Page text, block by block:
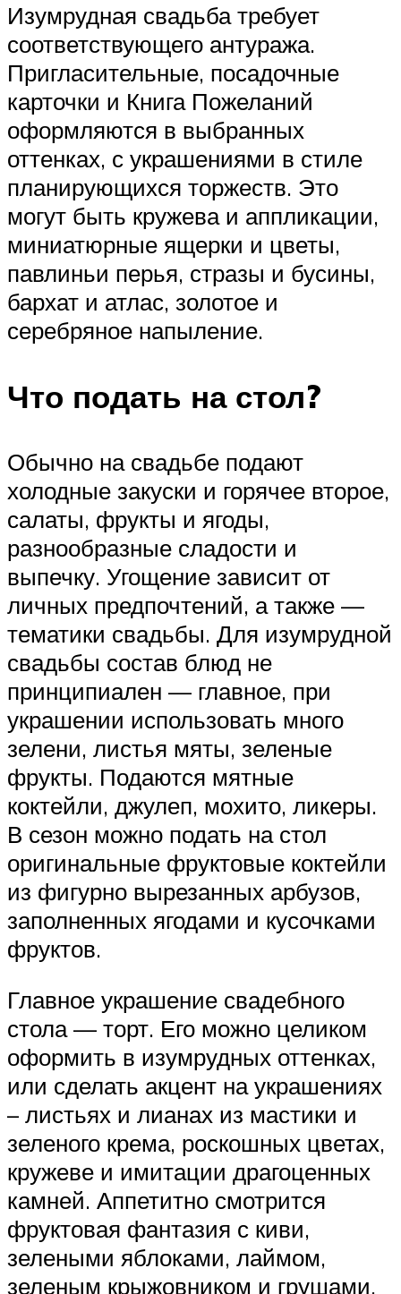
Изумрудная свадьба требует
соответствующего антуража.
Пригласительные, посадочные
карточки и Книга Пожеланий
оформляются в выбранных
оттенках, с украшениями в стиле
планирующихся торжеств. Это
могут быть кружева и аппликации,
миниатюрные ящерки и цветы,
павлиньи перья, стразы и бусины,
бархат и атлас, золотое и
серебряное напыление.
Что подать на стол?
Обычно на свадьбе подают
холодные закуски и горячее второе,
салаты, фрукты и ягоды,
разнообразные сладости и
выпечку. Угощение зависит от
личных предпочтений, а также —
тематики свадьбы. Для изумрудной
свадьбы состав блюд не
принципиален — главное, при
украшении использовать много
зелени, листья мяты, зеленые
фрукты. Подаются мятные
коктейли, джулеп, мохито, ликеры.
В сезон можно подать на стол
оригинальные фруктовые коктейли
из фигурно вырезанных арбузов,
заполненных ягодами и кусочками
фруктов.
Главное украшение свадебного
стола — торт. Его можно целиком
оформить в изумрудных оттенках,
или сделать акцент на украшениях
– листьях и лианах из мастики и
зеленого крема, роскошных цветах,
кружеве и имитации драгоценных
камней. Аппетитно смотрится
фруктовая фантазия с киви,
зелеными яблоками, лаймом,
зеленым крыжовником и грушами.